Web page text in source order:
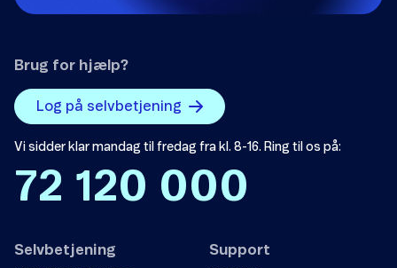
Send
Brug for hjælp?
Log på selvbetjening
Vi sidder klar mandag til fredag fra kl. 8-16. Ring til os på:
72 120 000
Selvbetjening Support